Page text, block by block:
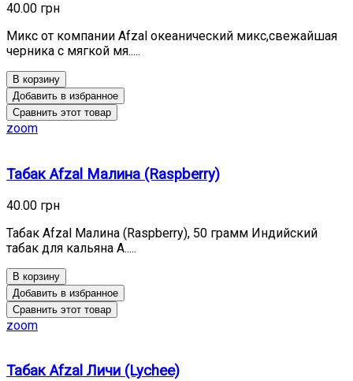
40.00 грн
Микс от компании Afzal океанический микс,свежайшая
черника с мягкой мя.....
В корзину
Добавить в избранное
Сравнить этот товар
zoom
Табак Afzal Малина (Raspberry)
40.00 грн
Табак Afzal Малина (Raspberry), 50 грамм Индийский
табак для кальяна A.....
В корзину
Добавить в избранное
Сравнить этот товар
zoom
Табак Afzal Личи (Lychee)